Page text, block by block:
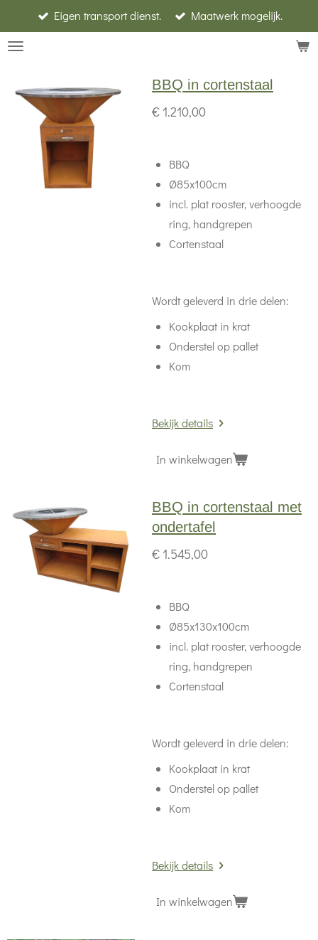
direct
hoofdinhoud
Eigen transport dienst. Maatwerk mogelijk.
BBQ in cortenstaal
€ 1.210,00
BBQ
Ø85x100cm
incl. plat rooster, verhoogde
ring, handgrepen
Cortenstaal
Wordt geleverd in drie delen:
Kookplaat in krat
Onderstel op pallet
Kom
Bekijk details
In winkelwagen
BBQ in cortenstaal met
ondertafel
€ 1.545,00
BBQ
Ø85x130x100cm
incl. plat rooster, verhoogde
ring, handgrepen
Cortenstaal
Wordt geleverd in drie delen:
Kookplaat in krat
Onderstel op pallet
Kom
Bekijk details
In winkelwagen